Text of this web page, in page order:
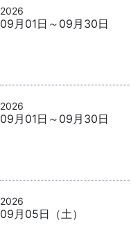
2026
09月01日～09月30日
2026
09月01日～09月30日
2026
09月05日（土）